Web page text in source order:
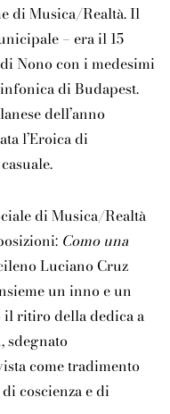
di Musica/Realtà. Il
– era il 15
Nono con i medesimi
di Budapest.
dell’anno
l’Eroica di
di Musica/Realtà
Como una
Luciano Cruz
un inno e un
il ritiro della dedica a
sdegnato
come tradimento
coscienza e di